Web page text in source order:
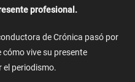
profesional.
de Crónica pasó por
vive su presente
el periodismo.